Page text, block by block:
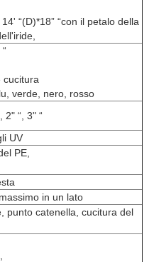
“(D)*18” “con il petalo della
cucitura
verde, nero, rosso
2" “, 3" “
UV
PE,
in un lato
punto catenella, cucitura del